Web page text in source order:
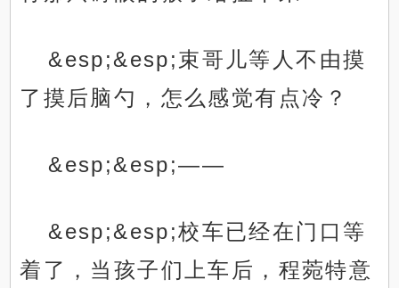
&esp;&esp;束哥儿等人不由摸
了摸后脑勺，怎么感觉有点冷？
&esp;&esp;——
&esp;&esp;校车已经在门口等
着了，当孩子们上车后，程菀特意